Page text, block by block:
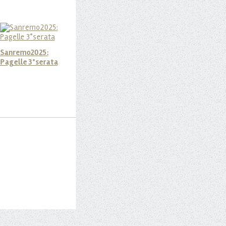
Sanremo2025:
Pagelle 3°serata